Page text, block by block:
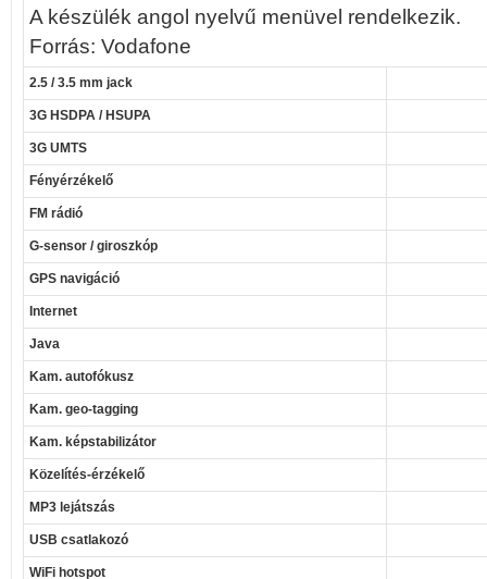
A készülék angol nyelvű menüvel rendelkezik.
Forrás: Vodafone
2.5 / 3.5 mm jack
3G HSDPA / HSUPA
3G UMTS
Fényérzékelő
FM rádió
G-sensor / giroszkóp
GPS navigáció
Internet
Java
Kam. autofókusz
Kam. geo-tagging
Kam. képstabilizátor
Közelítés-érzékelő
MP3 lejátszás
USB csatlakozó
WiFi hotspot